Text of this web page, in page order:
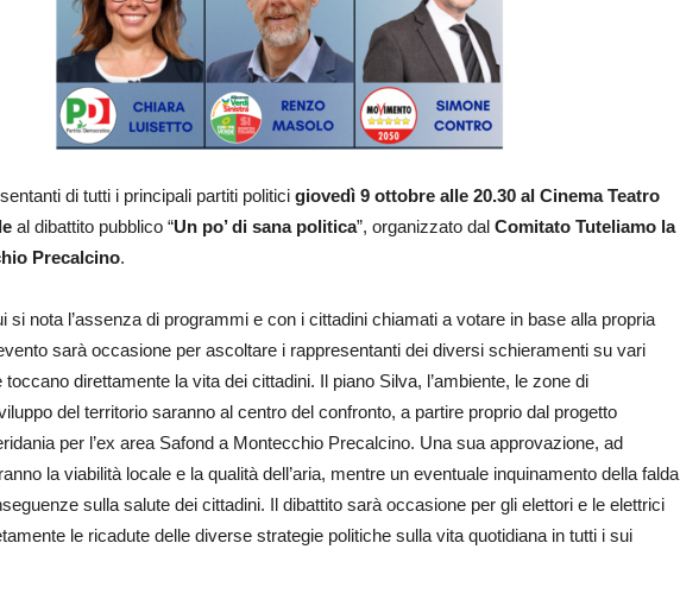
di tutti i principali partiti politici giovedì 9 ottobre alle 20.30 al Cinema Teatro
al dibattito pubblico “Un po’ di sana politica”, organizzato dal Comitato Tuteliamo la
Precalcino.
si nota l’assenza di programmi e con i cittadini chiamati a votare in base alla propria
sarà occasione per ascoltare i rappresentanti dei diversi schieramenti su vari
direttamente la vita dei cittadini. Il piano Silva, l’ambiente, le zone di
del territorio saranno al centro del confronto, a partire proprio dal progetto
per l’ex area Safond a Montecchio Precalcino. Una sua approvazione, ad
la viabilità locale e la qualità dell’aria, mentre un eventuale inquinamento della falda
sulla salute dei cittadini. Il dibattito sarà occasione per gli elettori e le elettrici
le ricadute delle diverse strategie politiche sulla vita quotidiana in tutti i sui